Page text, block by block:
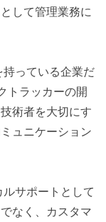
して管理業務に
っている企業だ
トラッカーの開
術者を大切にす
ュニケーション
サポートとして
なく、カスタマ